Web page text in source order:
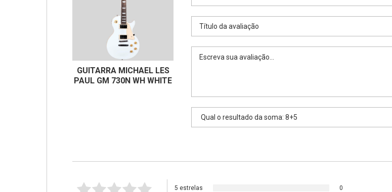
GUITARRA MICHAEL LES
PAUL GM 730N WH WHITE
5 estrelas
0